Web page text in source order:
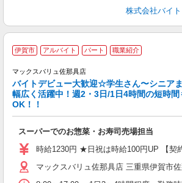
株式会社バイ
伊賀市 アルバイト パート 職業紹介
マックスバリュ佐那具店
バイトデビュー大歓迎☆学生さん〜シニア
幅広く活躍中！週2・3日/1日4時間の短時間
OK！！
スーパーでのお惣菜・お寿司売場担当
時給1230円 ★日祝は時給100円UP 【
マックスバリュ佐那具店 三重県伊賀市